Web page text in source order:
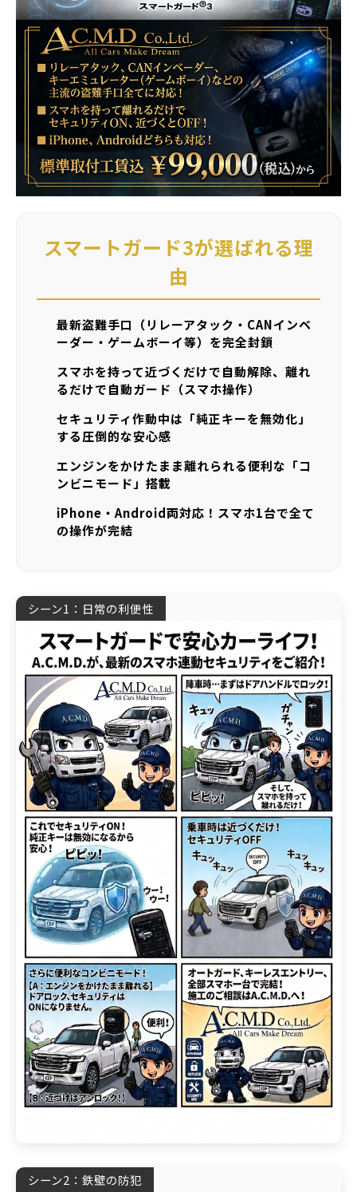
スマートガード3が選ばれる理
由
最新盗難手口（リレーアタック・CANインベ
ーダー・ゲームボーイ等）を完全封鎖
スマホを持って近づくだけで自動解除、離れ
るだけで自動ガード（スマホ操作）
セキュリティ作動中は「純正キーを無効化」
する圧倒的な安心感
エンジンをかけたまま離れられる便利な「コ
ンビニモード」搭載
iPhone・Android両対応！スマホ1台で全て
の操作が完結
シーン1：日常の利便性
シーン2：鉄壁の防犯